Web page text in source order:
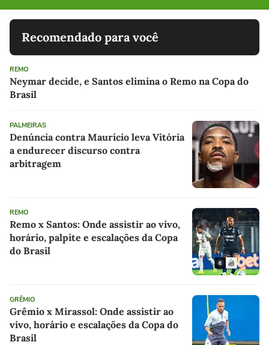
Recomendado para você
REMO
Neymar decide, e Santos elimina o Remo na Copa do
Brasil
PALMEIRAS
Denúncia contra Maurício leva Vitória
a endurecer discurso contra
arbitragem
REMO
Remo x Santos: Onde assistir ao vivo,
horário, palpite e escalações da Copa
do Brasil
GRÊMIO
Grêmio x Mirassol: Onde assistir ao
vivo, horário e escalações da Copa do
Brasil